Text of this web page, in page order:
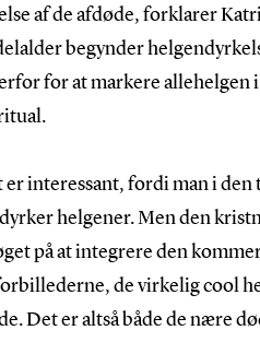
af de afdøde, forklarer
begynder
for at markere allehelgen
er interessant, fordi man i
helgener. Men den
på at integrere den
de virkelig cool
Det er altså både de nære